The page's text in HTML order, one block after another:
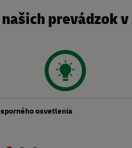
prevádzok
osvetlenia